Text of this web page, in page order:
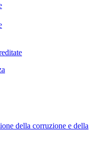
della corruzione e della